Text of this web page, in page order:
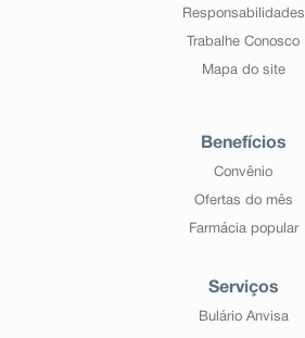
Responsabilidades
Trabalhe Conosco
Mapa do site
Benefícios
Convênio
Ofertas do mês
Farmácia popular
Serviços
Bulário Anvisa